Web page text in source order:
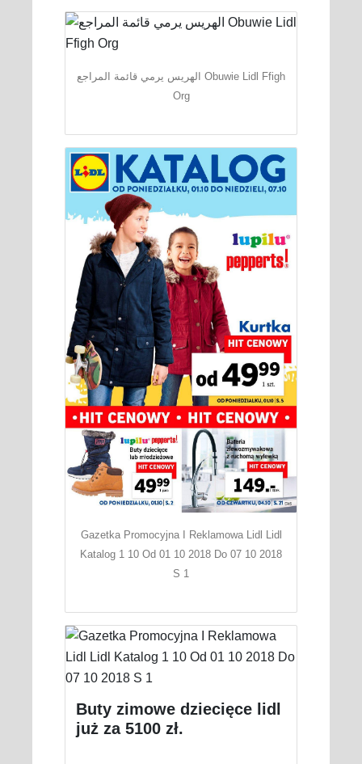
الهريس يرمي قائمة المراجع Obuwie Lidl Ffigh
Org
Gazetka Promocyjna I Reklamowa Lidl Lidl
Katalog 1 10 Od 01 10 2018 Do 07 10 2018
S 1
Buty zimowe dziecięce lidl
już za 5100 zł.